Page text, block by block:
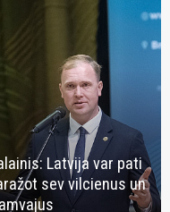
Latvija var pati
sev vilcienus un